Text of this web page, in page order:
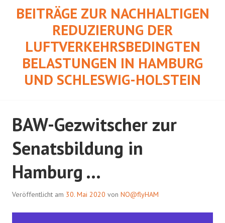
BEITRÄGE ZUR NACHHALTIGEN
REDUZIERUNG DER
LUFTVERKEHRSBEDINGTEN
BELASTUNGEN IN HAMBURG
UND SCHLESWIG-HOLSTEIN
BAW-Gezwitscher zur
Senatsbildung in
Hamburg …
Veröffentlicht am 30. Mai 2020 von NO@flyHAM